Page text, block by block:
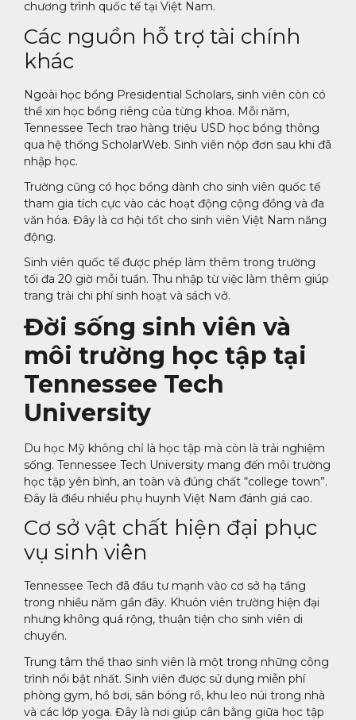
chương trình quốc tế tại Việt Nam.
Các nguồn hỗ trợ tài chính
khác
Ngoài học bổng Presidential Scholars, sinh viên còn có
thể xin học bổng riêng của từng khoa. Mỗi năm,
Tennessee Tech trao hàng triệu USD học bổng thông
qua hệ thống ScholarWeb. Sinh viên nộp đơn sau khi đã
nhập học.
Trường cũng có học bổng dành cho sinh viên quốc tế
tham gia tích cực vào các hoạt động cộng đồng và đa
văn hóa. Đây là cơ hội tốt cho sinh viên Việt Nam năng
động.
Sinh viên quốc tế được phép làm thêm trong trường
tối đa 20 giờ mỗi tuần. Thu nhập từ việc làm thêm giúp
trang trải chi phí sinh hoạt và sách vở.
Đời sống sinh viên và
môi trường học tập tại
Tennessee Tech
University
Du học Mỹ không chỉ là học tập mà còn là trải nghiệm
sống. Tennessee Tech University mang đến môi trường
học tập yên bình, an toàn và đúng chất “college town”.
Đây là điều nhiều phụ huynh Việt Nam đánh giá cao.
Cơ sở vật chất hiện đại phục
vụ sinh viên
Tennessee Tech đã đầu tư mạnh vào cơ sở hạ tầng
trong nhiều năm gần đây. Khuôn viên trường hiện đại
nhưng không quá rộng, thuận tiện cho sinh viên di
chuyển.
Trung tâm thể thao sinh viên là một trong những công
trình nổi bật nhất. Sinh viên được sử dụng miễn phí
phòng gym, hồ bơi, sân bóng rổ, khu leo núi trong nhà
và các lớp yoga. Đây là nơi giúp cân bằng giữa học tập